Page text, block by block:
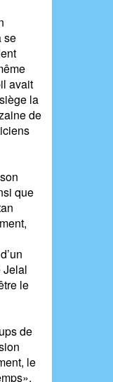
se
avait
la
de
que
Jelal
le
de
le